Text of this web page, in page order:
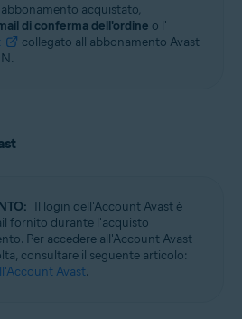
acquistato,
di conferma dell'ordine o l'
collegato all'abbonamento Avast
Il login dell'Account Avast è
fornito durante l'acquisto
Per accedere all'Account Avast
consultare il seguente articolo:
Avast.